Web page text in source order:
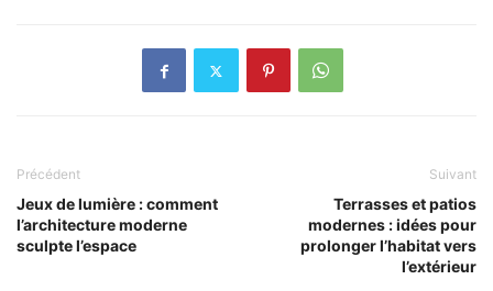
Précédent
Jeux de lumière : comment
l’architecture moderne
sculpte l’espace
Suivant
Terrasses et patios
modernes : idées pour
prolonger l’habitat vers
l’extérieur